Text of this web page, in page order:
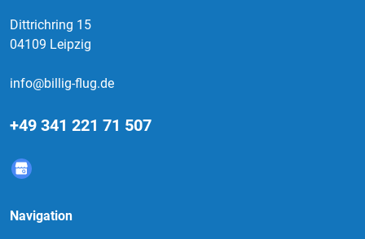
Dittrichring 15
04109 Leipzig
info@billig-flug.de
+49 341 221 71 507
Navigation